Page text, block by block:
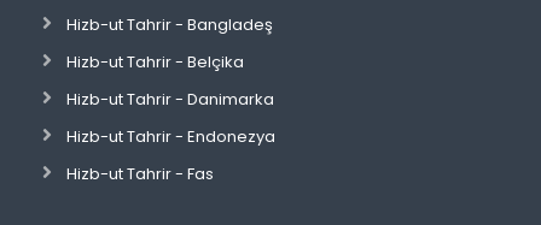
Hizb-ut Tahrir - Bangladeş
Hizb-ut Tahrir - Belçika
Hizb-ut Tahrir - Danimarka
Hizb-ut Tahrir - Endonezya
Hizb-ut Tahrir - Fas